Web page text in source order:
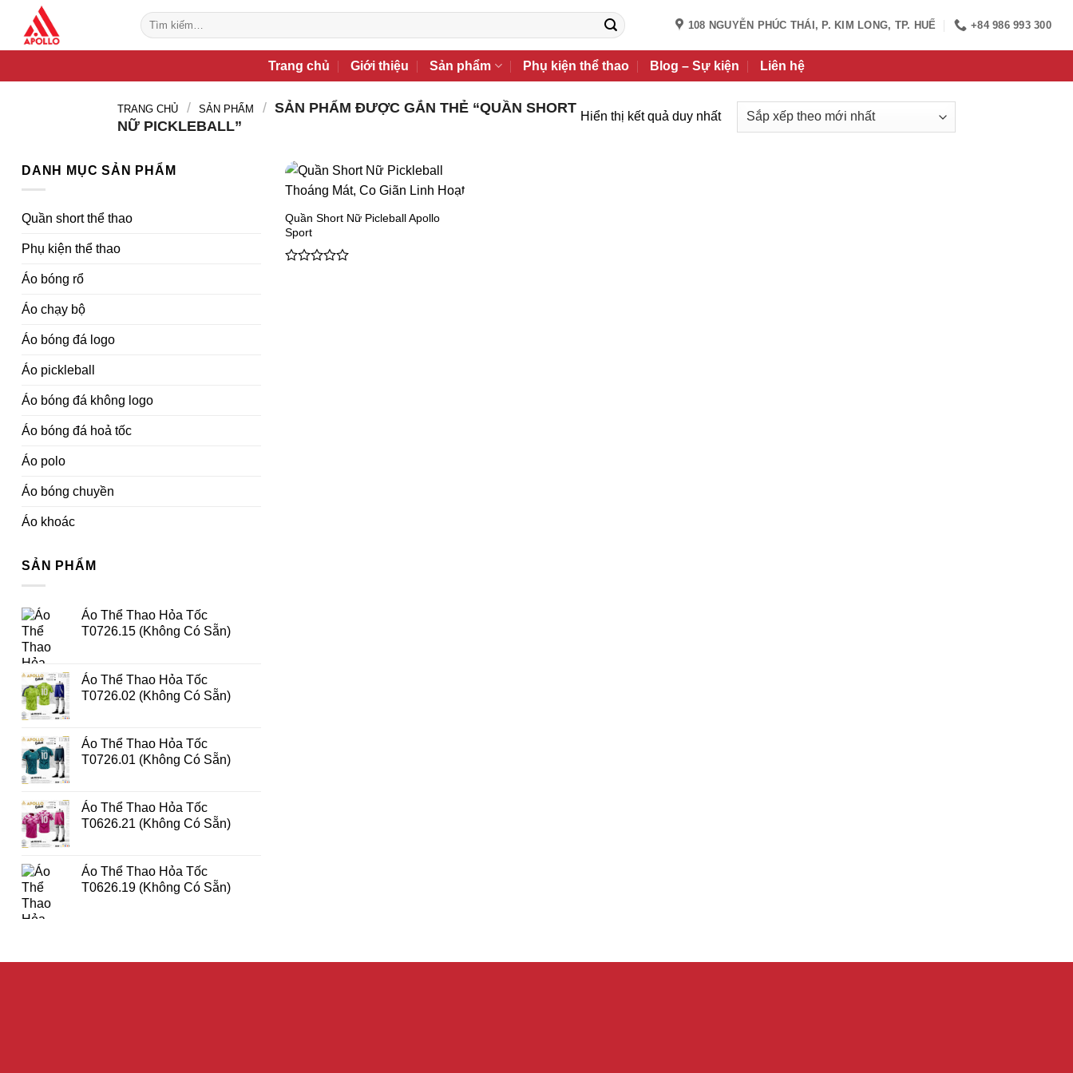
nội
Tìm
kiếm:
108 NGUYỄN PHÚC THÁI, P. KIM LONG, TP. HUẾ +84 986 993 300
Trang chủ Giới thiệu Sản phẩm Phụ kiện thể thao Blog – Sự kiện Liên hệ
TRANG CHỦ / SẢN PHẨM / SẢN PHẨM ĐƯỢC GẮN THẺ “QUẦN SHORT
NỮ PICKLEBALL”
Hiển thị kết quả duy nhất
DANH MỤC SẢN PHẨM
Quần short thể thao
Phụ kiện thể thao
Áo bóng rổ
Áo chạy bộ
Áo bóng đá logo
Áo pickleball
Áo bóng đá không logo
Áo bóng đá hoả tốc
Áo polo
Áo bóng chuyền
Áo khoác
SẢN PHẨM
Áo Thể Thao Hỏa Tốc
T0726.15 (Không Có Sẵn)
Áo Thể Thao Hỏa Tốc
T0726.02 (Không Có Sẵn)
Áo Thể Thao Hỏa Tốc
T0726.01 (Không Có Sẵn)
Áo Thể Thao Hỏa Tốc
T0626.21 (Không Có Sẵn)
Áo Thể Thao Hỏa Tốc
T0626.19 (Không Có Sẵn)
Quần Short Nữ Picleball Apollo
Sport